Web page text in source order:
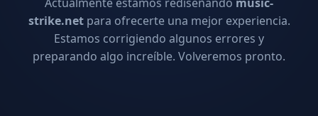
strike.netpara ofrecerte una mejor experiencia.
Estamos corrigiendo algunos errores y
preparando algo increíble. Volveremos pronto.